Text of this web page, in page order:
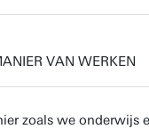
VAN WERKEN
zoals we onderwijs